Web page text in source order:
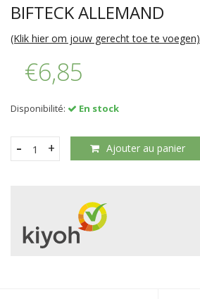
BIFTECK ALLEMAND
(Klik hier om jouw gerecht toe te voegen)
€6,85
Disponibilité: En stock
+
- Ajouter au panier